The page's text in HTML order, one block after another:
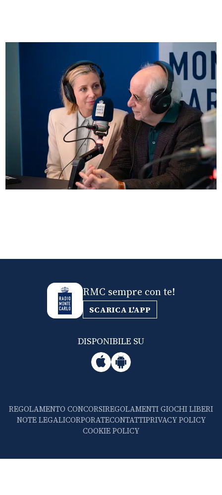
RMC sempre con te!
SCARICA L'APP
DISPONIBILE SU
REGOLAMENTO CONCORSIREGOLAMENTI GIOCHI LIBERI
NOTE LEGALICORPORATECONTATTIPRIVACY POLICY
COOKIE POLICY